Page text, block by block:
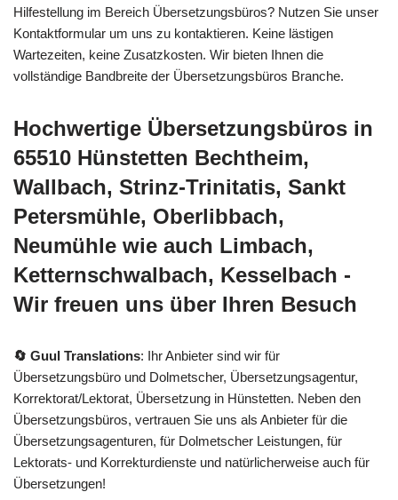
Hilfestellung im Bereich Übersetzungsbüros? Nutzen Sie unser
Kontaktformular um uns zu kontaktieren. Keine lästigen
Wartezeiten, keine Zusatzkosten. Wir bieten Ihnen die
vollständige Bandbreite der Übersetzungsbüros Branche.
Hochwertige Übersetzungsbüros in
65510 Hünstetten Bechtheim,
Wallbach, Strinz-Trinitatis, Sankt
Petersmühle, Oberlibbach,
Neumühle wie auch Limbach,
Ketternschwalbach, Kesselbach -
Wir freuen uns über Ihren Besuch
🔄 Guul Translations: Ihr Anbieter sind wir für
Übersetzungsbüro und Dolmetscher, Übersetzungsagentur,
Korrektorat/Lektorat, Übersetzung in Hünstetten. Neben den
Übersetzungsbüros, vertrauen Sie uns als Anbieter für die
Übersetzungsagenturen, für Dolmetscher Leistungen, für
Lektorats- und Korrekturdienste und natürlicherweise auch für
Übersetzungen!